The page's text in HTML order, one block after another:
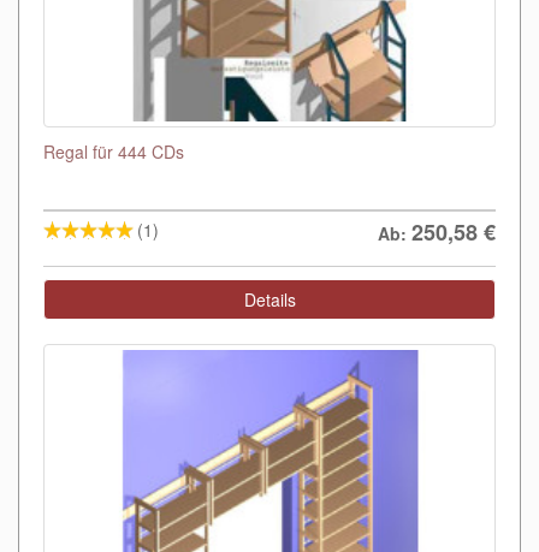
Regal für 444 CDs
(1) Ab: 250,58€
Details